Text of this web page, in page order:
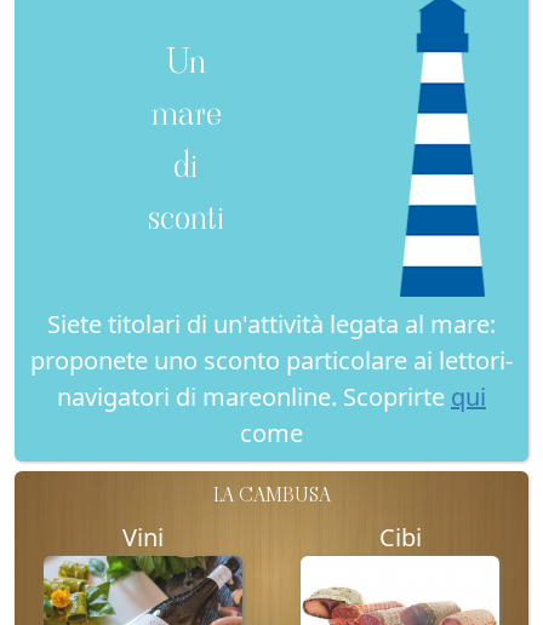
Un
mare
di
sconti
Siete titolari di un'attività legata al mare:
proponete uno sconto particolare ai lettori-
navigatori di mareonline. Scoprirte qui
come
LA CAMBUSA
Vini Cibi